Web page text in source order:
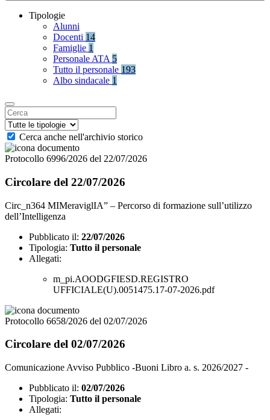
Tipologie
Alunni
Docenti 14
Famiglie 1
Personale ATA 5
Tutto il personale 193
Albo sindacale 1
Cerca anche nell'archivio storico
Protocollo 6996/2026 del 22/07/2026
Circolare del 22/07/2026
Circ_n364 MIMeraviglIA” – Percorso di formazione sull’utilizzo
dell’Intelligenza
Pubblicato il: 22/07/2026
Tipologia: Tutto il personale
Allegati:
m_pi.AOODGFIESD.REGISTRO
UFFICIALE(U).0051475.17-07-2026.pdf
Protocollo 6658/2026 del 02/07/2026
Circolare del 02/07/2026
Comunicazione Avviso Pubblico -Buoni Libro a. s. 2026/2027 -
Pubblicato il: 02/07/2026
Tipologia: Tutto il personale
Allegati: